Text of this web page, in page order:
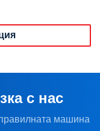
с нас
машина